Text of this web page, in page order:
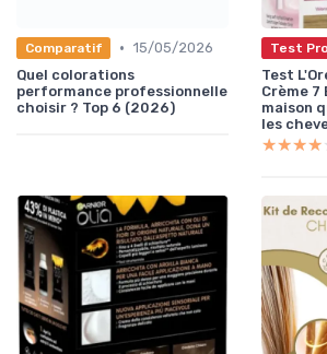
Comparatif • 15/05/2026
Quel colorations
performance professionnelle
choisir ? Top 6 (2026)
Test
Test
Crème 7
maison
les